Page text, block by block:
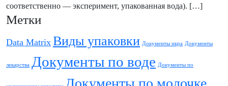
соответственно — эксперимент, упакованная вода). […]
Skip
footer
Метки
Data Matrix Виды упаковки Документы икра Документы
лекарства Документы по воде Документы по